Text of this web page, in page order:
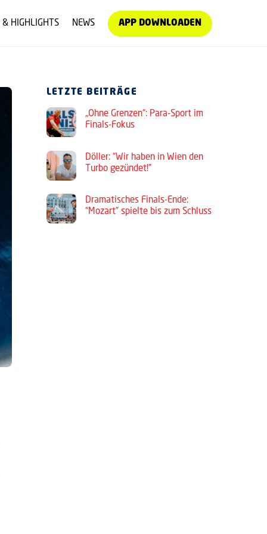
& HIGHLIGHTS NEWS APP DOWNLOADEN
LETZTE BEITRÄGE
„Ohne Grenzen“: Para-Sport im
Finals-Fokus
Döller: “Wir haben in Wien den
Turbo gezündet!”
Dramatisches Finals-Ende:
“Mozart” spielte bis zum Schluss